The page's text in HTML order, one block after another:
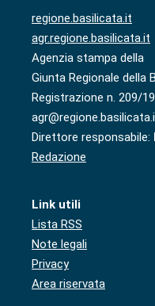
regione.basilicata.it
agr.regione.basilicata.it
Agenzia stampa della
Giunta Regionale della
Registrazione n. 209/
Direttore responsabile:
Redazione
Link utili
Lista RSS
Note legali
Privacy
Area riservata